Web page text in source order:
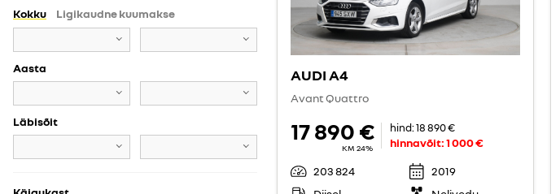
Kokku
Ligikaudne kuumakse
Aasta
Läbisõit
AUDI A4
Avant Quattro
17 890 €
KM 24%
hind:18 890 €
hinnavõit:1 000 €
203 824
2019